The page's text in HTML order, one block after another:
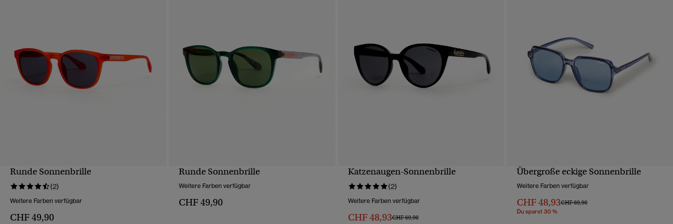
Runde Sonnenbrille
(2)
Weitere Farben verfügbar
CHF 49,90
Runde Sonnenbrille
Weitere Farben verfügbar
CHF 49,90
Katzenaugen-Sonnenbrille
(2)
Weitere Farben verfügbar
CHF 48,93Preis wurde reduziert von
CHF 69,90bis
SCHNELLANSICHT
Übergroße eckige Sonnenbrille
Weitere Farben verfügbar
CHF 48,93Preis wurde reduziert von
CHF 69,90bis
Du sparst 30 %